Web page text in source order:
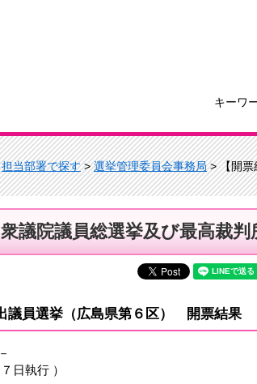
キーワ
担当部署で探す>選挙管理委員会事務局> 【開票
衆議院議員総選挙及び最高裁
議員選挙（広島県第６区） 開票結果
日執行 ）